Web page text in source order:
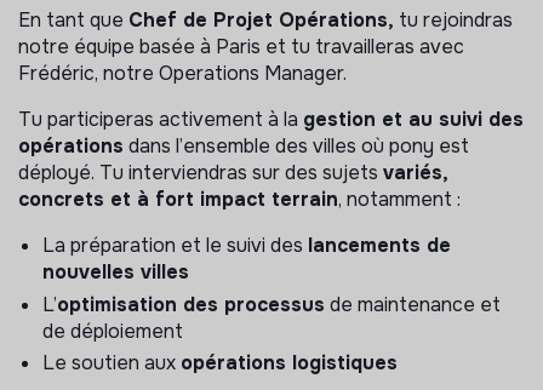
En tant que Chef de Projet Opérations, tu rejoindras
notre équipe basée à Paris et tu travailleras avec
Frédéric, notre Operations Manager.
Tu participeras activement à la gestion et au suivi des
opérations dans l’ensemble des villes où pony est
déployé. Tu interviendras sur des sujets variés,
concrets et à fort impact terrain, notamment :
La préparation et le suivi des lancements de
nouvelles villes
L’optimisation des processus de maintenance et
de déploiement
Le soutien aux opérations logistiques